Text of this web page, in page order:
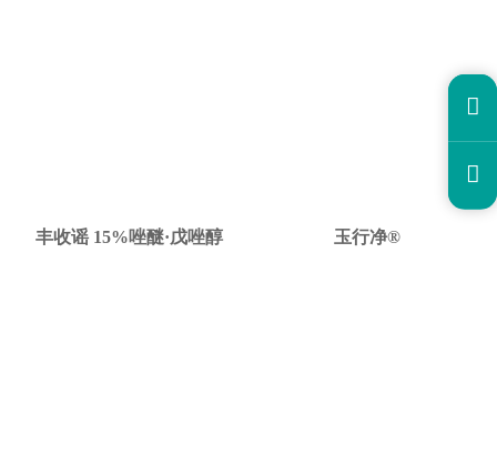
丰收谣 15%唑醚·戊唑醇 玉行净®

